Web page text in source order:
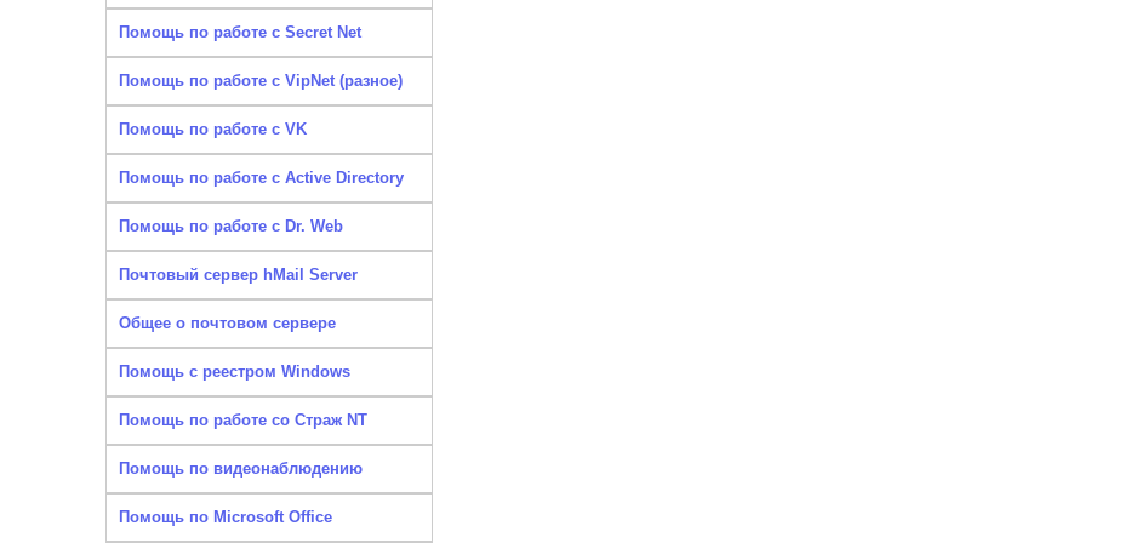
Помощь по работе с Secret Net
Помощь по работе с VipNet (разное)
Помощь по работе с VK
Помощь по работе с Active Directory
Помощь по работе с Dr. Web
Почтовый сервер hMail Server
Общее о почтовом сервере
Помощь с реестром Windows
Помощь по работе со Страж NT
Помощь по видеонаблюдению
Помощь по Microsoft Office